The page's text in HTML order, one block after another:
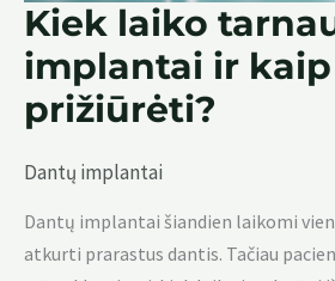
Kiek laiko
implantai ir
prižiūrėti?
Dantų implantai
Dantų implantai šiandien laikomi
atkurti prarastus dantis. Tačiau